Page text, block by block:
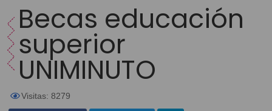
Becas educación
superior
UNIMINUTO
Visitas: 8279